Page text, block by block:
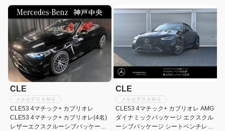
CLE
メルセデスＡＭＧ
CLE53 4マチック+ カブリオレ
CLE53 4マチック+ カブリオレ(4名)
レザーエクスクルーシブパッケー
CLE
メルセデスＡＭＧ
CLE53 4マチック+ カブリオレ AMG
ダイナミックパッケージ エクスクル
ーシブパッケージ シートベンチレー